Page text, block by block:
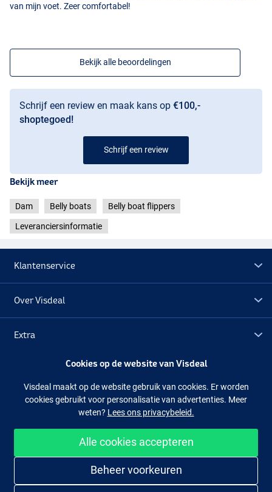
van mijn voet. Zeer comfortabel!
Bekijk alle beoordelingen
Schrijf een review en maak kans op €100,-
shoptegoed!
Schrijf een review
Bekijk meer
Dam Belly boats Belly boat flippers
Leveranciersinformatie
Klantenservice
Over Visdeal
Extra
Facebook Instagram
Makkelijk en veilig shoppen
Cookies op de website van Visdeal
Visdeal maakt op de website gebruik van cookies. Er worden
cookies gebruikt voor personalisatie van advertenties. Meer
weten? Lees ons privacybeleid.
Alle cookies accepteren
Beheer voorkeuren